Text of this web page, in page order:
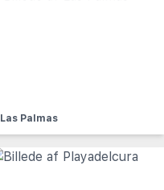
Las Palmas